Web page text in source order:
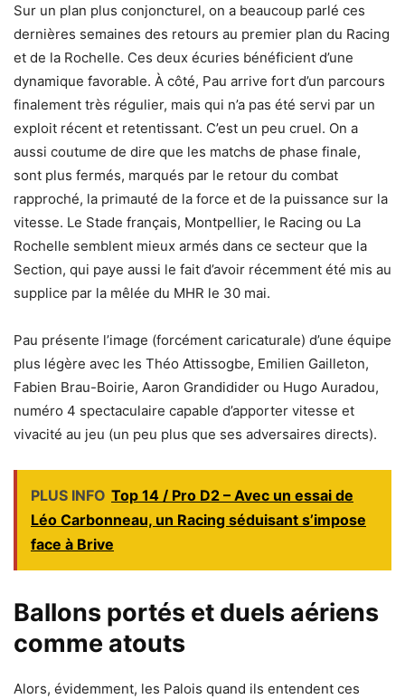
Sur un plan plus conjoncturel, on a beaucoup parlé ces
dernières semaines des retours au premier plan du Racing
et de la Rochelle. Ces deux écuries bénéficient d’une
dynamique favorable. À côté, Pau arrive fort d’un parcours
finalement très régulier, mais qui n’a pas été servi par un
exploit récent et retentissant. C’est un peu cruel. On a
aussi coutume de dire que les matchs de phase finale,
sont plus fermés, marqués par le retour du combat
rapproché, la primauté de la force et de la puissance sur la
vitesse. Le Stade français, Montpellier, le Racing ou La
Rochelle semblent mieux armés dans ce secteur que la
Section, qui paye aussi le fait d’avoir récemment été mis au
supplice par la mêlée du MHR le 30 mai.
Pau présente l’image (forcément caricaturale) d’une équipe
plus légère avec les Théo Attissogbe, Emilien Gailleton,
Fabien Brau-Boirie, Aaron Grandidider ou Hugo Auradou,
numéro 4 spectaculaire capable d’apporter vitesse et
vivacité au jeu (un peu plus que ses adversaires directs).
PLUS INFO Top 14 / Pro D2 – Avec un essai de
Léo Carbonneau, un Racing séduisant s’impose
face à Brive
Ballons portés et duels aériens
comme atouts
Alors, évidemment, les Palois quand ils entendent ces